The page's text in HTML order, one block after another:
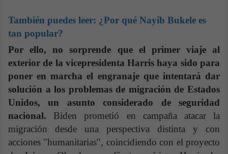
También puedes leer: ¿Por qué Nayib Bukele es
tan popular?
Por ello, no sorprende que el primer viaje al
exterior de la vicepresidenta Harris haya sido para
poner en marcha el engranaje que intentará dar
solución a los problemas de migración de Estados
Unidos, un asunto considerado de seguridad
nacional. Biden prometió en campaña atacar la
migración desde una perspectiva distinta y con
acciones "humanitarias", coincidiendo con el proyecto